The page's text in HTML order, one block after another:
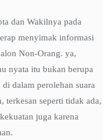
dan Wakilnya pada
menyimak informasi
Non-Orang. ya,
nyata itu bukan berupa
dalam perolehan suara
terkesan seperti tidak ada,
juga karena